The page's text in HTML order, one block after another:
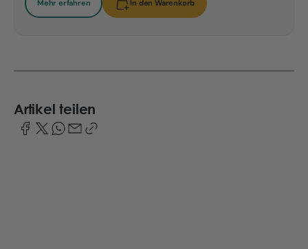
Mehr erfahren In den Warenkorb
Artikel teilen